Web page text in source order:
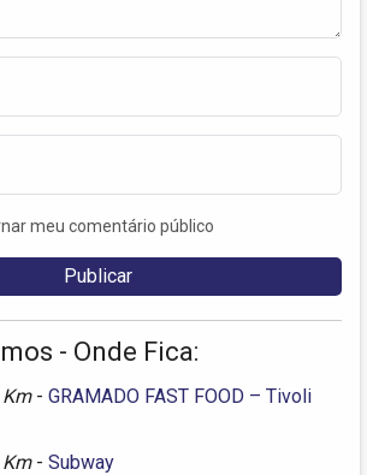
meu comentário público
- Onde Fica:
- GRAMADO FAST FOOD – Tivoli
- Subway